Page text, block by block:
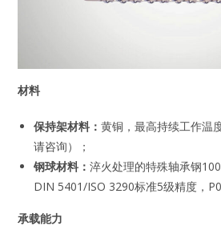
材料
保持架材料：黄铜，最高持续工作温
请咨询）；
钢球材料：淬火处理的特殊轴承钢
DIN 5401/ISO 3290标准5级精度，P0
承载能力